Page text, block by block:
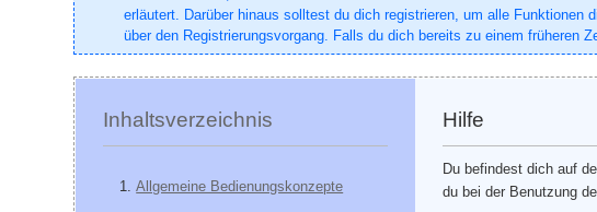
erläutert. Darüber hinaus solltest du dich registrieren, um alle Funktionen
über den Registrierungsvorgang. Falls du dich bereits zu einem früheren
Inhaltsverzeichnis
Allgemeine Bedienungskonzepte
Hilfe
Du befindest dich auf
du bei der Benutzung